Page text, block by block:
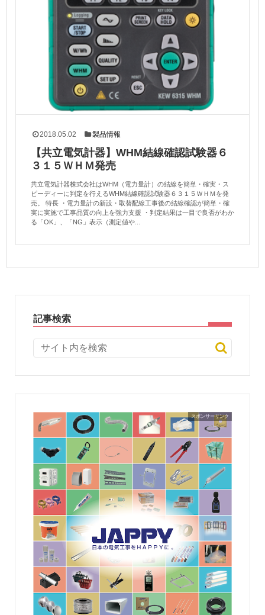
2018.05.02 製品情報
【共立電気計器】WHM結線確認試験器６
３１５ＷＨＭ発売
共立電気計器株式会社はWHM（電力量計）の結線を簡単・確実・ス
ピーディーに判定を行えるWHM結線確認試験器６３１５ＷＨＭを発
売。 特長 ・電力量計の新設・取替配線工事後の結線確認が簡単・確
実に実施で工事品質の向上を強力支援 ・判定結果は一目で良否がわか
る「OK」、「NG」表示（測定値や...
記事検索